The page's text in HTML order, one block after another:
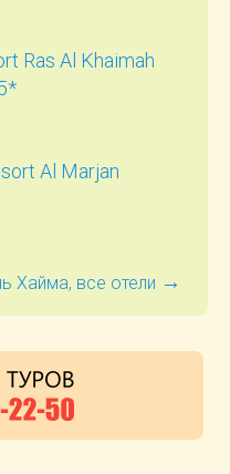
Ras Al Khaimah
Al Marjan
Хайма, все отели →